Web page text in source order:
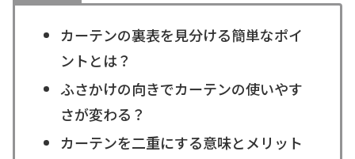
カーテンの裏表を見分ける簡単なポイ
ントとは？
ふさかけの向きでカーテンの使いやす
さが変わる？
カーテンを二重にする意味とメリット